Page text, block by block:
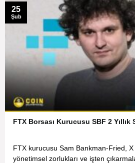
FTX Borsası Kurucusu SBF 2
FTX kurucusu Sam Bankman-Fried, X
yönetimsel zorlukları ve işten
25
Şub